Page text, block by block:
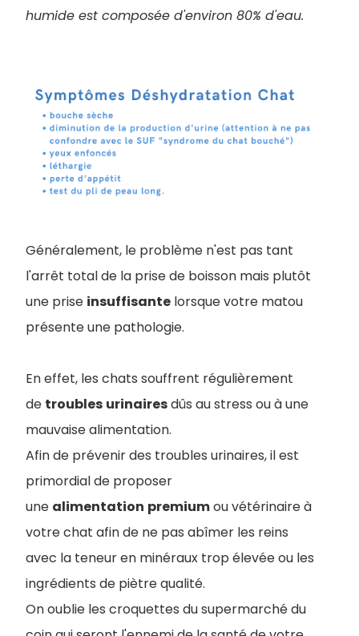
humide est composée d'environ 80% d'eau.
Généralement, le problème n'est pas tant
l'arrêt total de la prise de boisson mais plutôt
une prise insuffisante lorsque votre matou
présente une pathologie.
En effet, les chats souffrent régulièrement
de troubles urinairesdûs au stress ou à une
mauvaise alimentation.
Afin de prévenir des troubles urinaires, il est
primordial de proposer
une alimentation premiumou vétérinaire à
votre chat afin de ne pas abîmer les reins
avec la teneur en minéraux trop élevée ou les
ingrédients de piètre qualité.
On oublie les croquettes du supermarché du